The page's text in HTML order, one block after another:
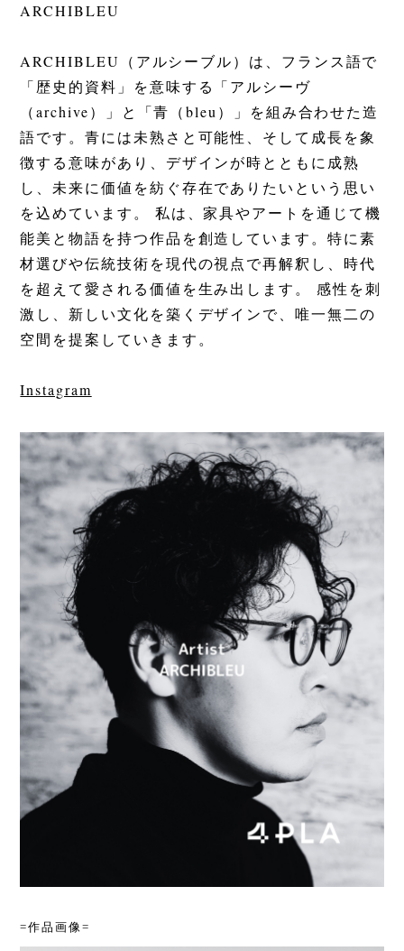
ARCHIBLEU
ARCHIBLEU（アルシーブル）は、フランス語で
「歴史的資料」を意味する「アルシーヴ
（archive）」と「青（bleu）」を組み合わせた造
語です。青には未熟さと可能性、そして成長を象
徴する意味があり、デザインが時とともに成熟
し、未来に価値を紡ぐ存在でありたいという思い
を込めています。 私は、家具やアートを通じて機
能美と物語を持つ作品を創造しています。特に素
材選びや伝統技術を現代の視点で再解釈し、時代
を超えて愛される価値を生み出します。 感性を刺
激し、新しい文化を築くデザインで、唯一無二の
空間を提案していきます。
Instagram
=作品画像=